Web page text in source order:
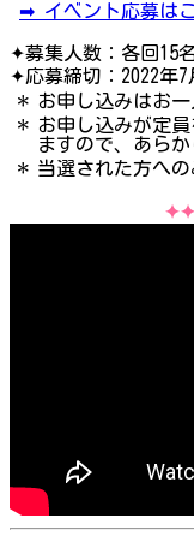
➡ イベント応募は
✦募集人数：各回15
✦応募締切：2022年7
＊ お申し込みはお一
＊ お申し込みが定
ますので、あらか
＊ 当選された方へ